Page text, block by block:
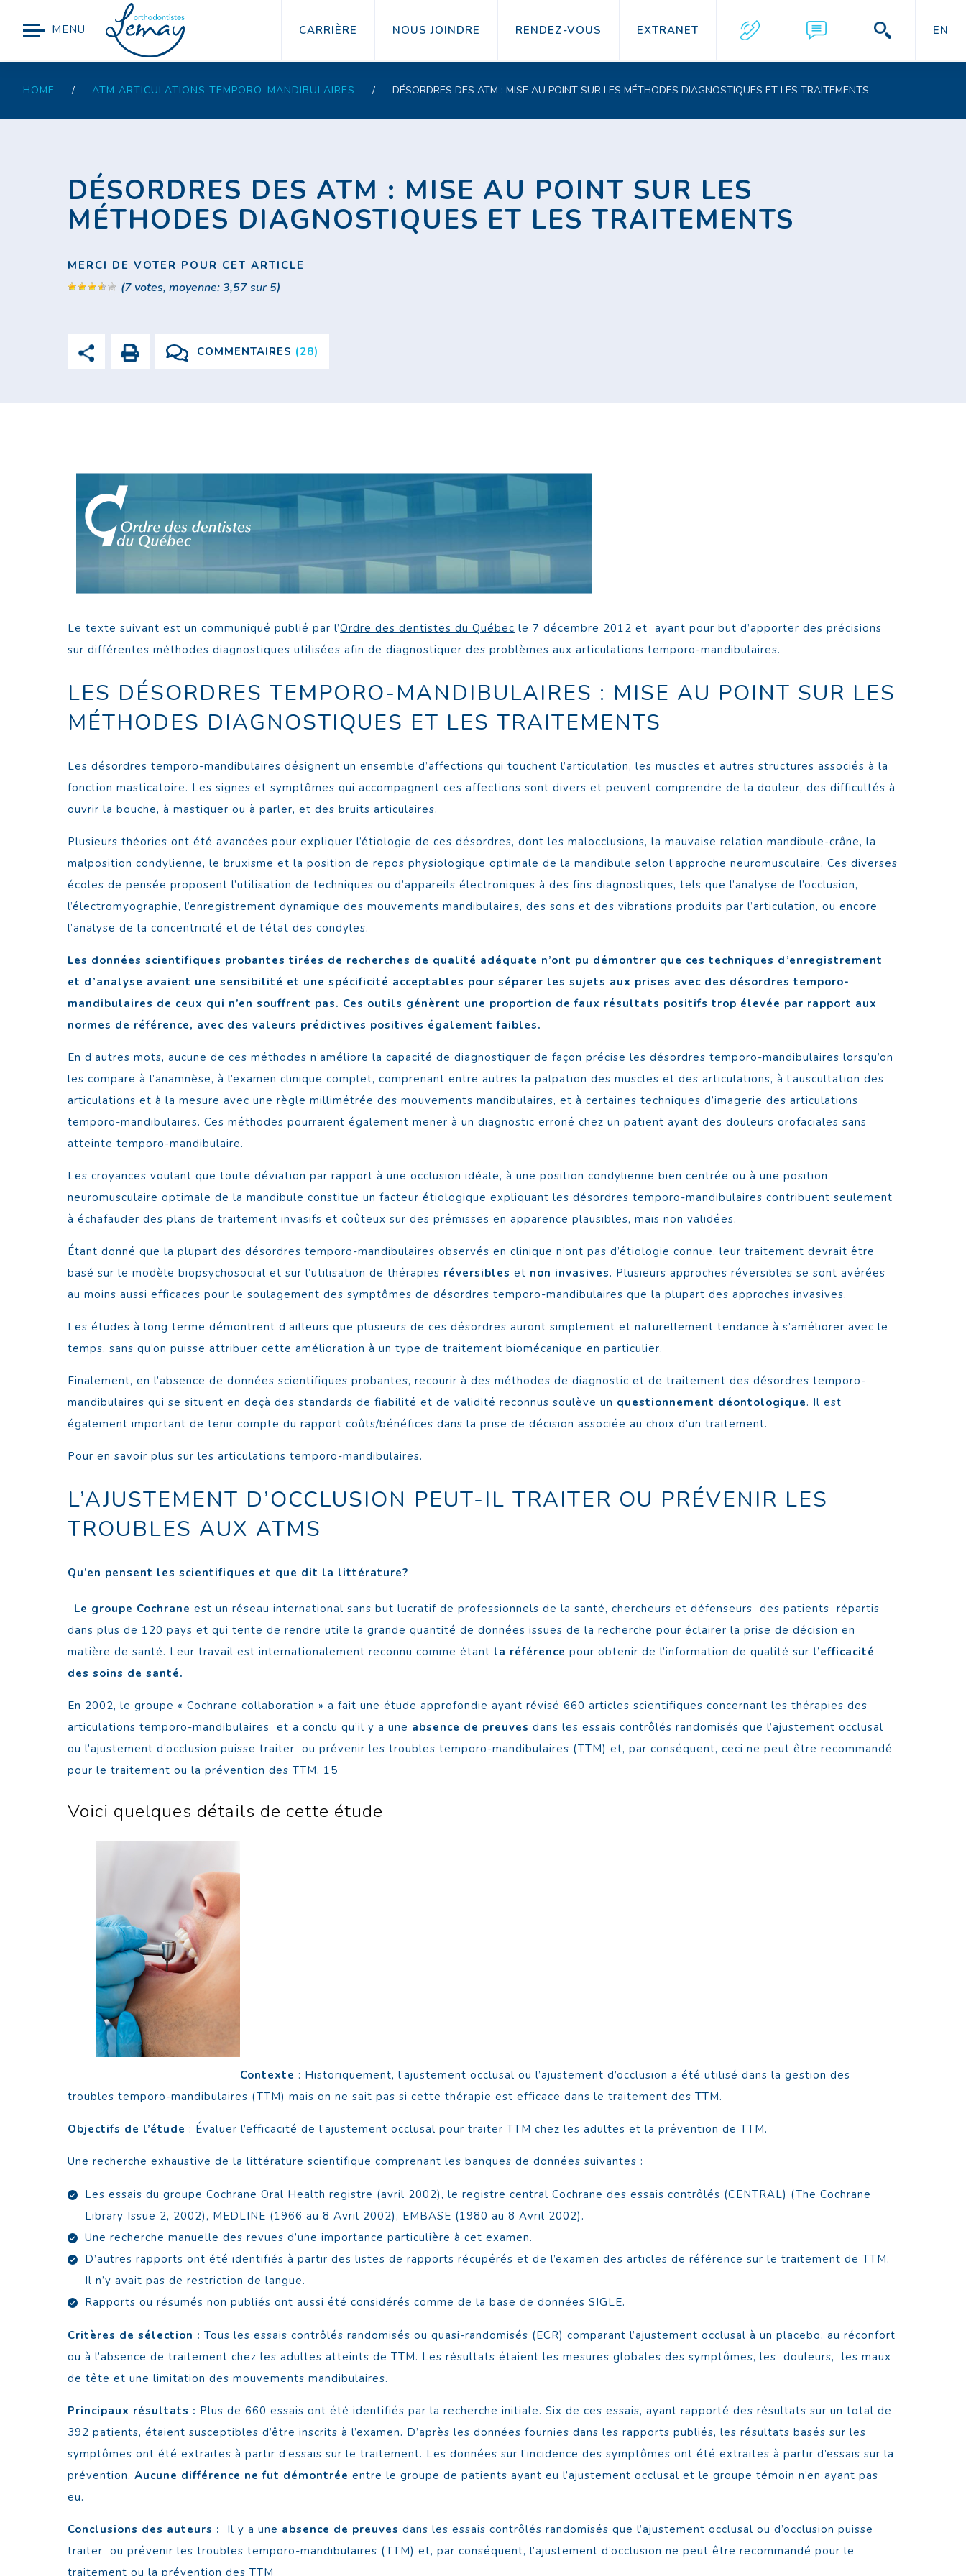
MENU CARRIÈRE NOUS JOINDRE RENDEZ-VOUS EXTRANET EN
HOME / ATM ARTICULATIONS TEMPORO-MANDIBULAIRES / DÉSORDRES DES ATM : MISE AU POINT SUR LES MÉTHODES DIAGNOSTIQUES ET LES TRAITEMENTS
DÉSORDRES DES ATM : MISE AU POINT SUR LES
MÉTHODES DIAGNOSTIQUES ET LES TRAITEMENTS
MERCI DE VOTER POUR CET ARTICLE
(7 votes, moyenne:3,57sur 5)
COMMENTAIRES (28)
Le texte suivant est un communiqué publié par l’Ordre des dentistes du Québec le 7 décembre 2012 et ayant pour but d’apporter des précisions
sur différentes méthodes diagnostiques utilisées afin de diagnostiquer des problèmes aux articulations temporo-mandibulaires.
LES DÉSORDRES TEMPORO-MANDIBULAIRES : MISE AU POINT SUR LES
MÉTHODES DIAGNOSTIQUES ET LES TRAITEMENTS
Les désordres temporo-mandibulaires désignent un ensemble d’affections qui touchent l’articulation, les muscles et autres structures associés à la
fonction masticatoire. Les signes et symptômes qui accompagnent ces affections sont divers et peuvent comprendre de la douleur, des difficultés à
ouvrir la bouche, à mastiquer ou à parler, et des bruits articulaires.
Plusieurs théories ont été avancées pour expliquer l’étiologie de ces désordres, dont les malocclusions, la mauvaise relation mandibule-crâne, la
malposition condylienne, le bruxisme et la position de repos physiologique optimale de la mandibule selon l’approche neuromusculaire. Ces diverses
écoles de pensée proposent l’utilisation de techniques ou d’appareils électroniques à des fins diagnostiques, tels que l’analyse de l’occlusion,
l’électromyographie, l’enregistrement dynamique des mouvements mandibulaires, des sons et des vibrations produits par l’articulation, ou encore
l’analyse de la concentricité et de l’état des condyles.
Les données scientifiques probantes tirées de recherches de qualité adéquate n’ont pu démontrer que ces techniques d’enregistrement
et d’analyse avaient une sensibilité et une spécificité acceptables pour séparer les sujets aux prises avec des désordres temporo-
mandibulaires de ceux qui n’en souffrent pas. Ces outils génèrent une proportion de faux résultats positifs trop élevée par rapport aux
normes de référence, avec des valeurs prédictives positives également faibles.
En d’autres mots, aucune de ces méthodes n’améliore la capacité de diagnostiquer de façon précise les désordres temporo-mandibulaires lorsqu’on
les compare à l’anamnèse, à l’examen clinique complet, comprenant entre autres la palpation des muscles et des articulations, à l’auscultation des
articulations et à la mesure avec une règle millimétrée des mouvements mandibulaires, et à certaines techniques d’imagerie des articulations
temporo-mandibulaires. Ces méthodes pourraient également mener à un diagnostic erroné chez un patient ayant des douleurs orofaciales sans
atteinte temporo-mandibulaire.
Les croyances voulant que toute déviation par rapport à une occlusion idéale, à une position condylienne bien centrée ou à une position
neuromusculaire optimale de la mandibule constitue un facteur étiologique expliquant les désordres temporo-mandibulaires contribuent seulement
à échafauder des plans de traitement invasifs et coûteux sur des prémisses en apparence plausibles, mais non validées.
Étant donné que la plupart des désordres temporo-mandibulaires observés en clinique n’ont pas d’étiologie connue, leur traitement devrait être
basé sur le modèle biopsychosocial et sur l’utilisation de thérapies réversibles et non invasives. Plusieurs approches réversibles se sont avérées
au moins aussi efficaces pour le soulagement des symptômes de désordres temporo-mandibulaires que la plupart des approches invasives.
Les études à long terme démontrent d’ailleurs que plusieurs de ces désordres auront simplement et naturellement tendance à s’améliorer avec le
temps, sans qu’on puisse attribuer cette amélioration à un type de traitement biomécanique en particulier.
Finalement, en l’absence de données scientifiques probantes, recourir à des méthodes de diagnostic et de traitement des désordres temporo-
mandibulaires qui se situent en deçà des standards de fiabilité et de validité reconnus soulève un questionnement déontologique. Il est
également important de tenir compte du rapport coûts/bénéfices dans la prise de décision associée au choix d’un traitement.
Pour en savoir plus sur lesarticulations temporo-mandibulaires.
L’AJUSTEMENT D’OCCLUSION PEUT-IL TRAITER OU PRÉVENIR LES
TROUBLES AUX ATMS
Qu’en pensent les scientifiques et que dit la littérature?
Le groupe Cochrane est un réseau international sans but lucratif de professionnels de la santé, chercheurs et défenseurs des patients répartis
dans plus de 120 pays et qui tente de rendre utile la grande quantité de données issues de la recherche pour éclairer la prise de décision en
matière de santé. Leur travail est internationalement reconnu comme étant la référence pour obtenir de l’information de qualité sur l’efficacité
des soins de santé.
En 2002, le groupe « Cochrane collaboration » a fait une étude approfondie ayant révisé 660 articles scientifiques concernant les thérapies des
articulations temporo-mandibulaires et a conclu qu’il y a une absence de preuves dans les essais contrôlés randomisés que l’ajustement occlusal
ou l’ajustement d’occlusion puisse traiter ou prévenir les troubles temporo-mandibulaires (TTM) et, par conséquent, ceci ne peut être recommandé
pour le traitement ou la prévention des TTM. 15
Voici quelques détails de cette étude
Contexte : Historiquement, l’ajustement occlusal ou l’ajustement d’occlusion a été utilisé dans la gestion des
troubles temporo-mandibulaires (TTM) mais on ne sait pas si cette thérapie est efficace dans le traitement des TTM.
Objectifs de l’étude : Évaluer l’efficacité de l’ajustement occlusal pour traiter TTM chez les adultes et la prévention de TTM.
Une recherche exhaustive de la littérature scientifique comprenant les banques de données suivantes :
Les essais du groupe Cochrane Oral Health registre (avril 2002), le registre central Cochrane des essais contrôlés (CENTRAL) (The Cochrane
Library Issue 2, 2002), MEDLINE (1966 au 8 Avril 2002), EMBASE (1980 au 8 Avril 2002).
Une recherche manuelle des revues d’une importance particulière à cet examen.
D’autres rapports ont été identifiés à partir des listes de rapports récupérés et de l’examen des articles de référence sur le traitement de TTM.
Il n’y avait pas de restriction de langue.
Rapports ou résumés non publiés ont aussi été considérés comme de la base de données SIGLE.
Critères de sélection : Tous les essais contrôlés randomisés ou quasi-randomisés (ECR) comparant l’ajustement occlusal à un placebo, au réconfort
ou à l’absence de traitement chez les adultes atteints de TTM. Les résultats étaient les mesures globales des symptômes, les douleurs, les maux
de tête et une limitation des mouvements mandibulaires.
Principaux résultats : Plus de 660 essais ont été identifiés par la recherche initiale. Six de ces essais, ayant rapporté des résultats sur un total de
392 patients, étaient susceptibles d’être inscrits à l’examen. D’après les données fournies dans les rapports publiés, les résultats basés sur les
symptômes ont été extraites à partir d’essais sur le traitement. Les données sur l’incidence des symptômes ont été extraites à partir d’essais sur la
prévention.Aucune différence ne fut démontrée entre le groupe de patients ayant eu l’ajustement occlusal et le groupe témoin n’en ayant pas
eu.
Conclusions des auteurs : Il y a une absence de preuves dans les essais contrôlés randomisés que l’ajustement occlusal ou d’occlusion puisse
traiter ou prévenir les troubles temporo-mandibulaires (TTM) et, par conséquent, l’ajustement d’occlusion ne peut être recommandé pour le
traitement ou la prévention des TTM